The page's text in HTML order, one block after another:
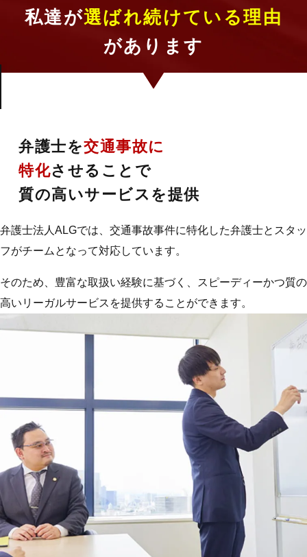
私達が選ばれ続けている理由
があります
弁護士を交通事故に
特化させることで
質の高いサービスを提供
弁護士法人ALGでは、交通事故事件に特化した弁護士とスタッ
フがチームとなって対応しています。
そのため、豊富な取扱い経験に基づく、スピーディーかつ質の
高いリーガルサービスを提供することができます。